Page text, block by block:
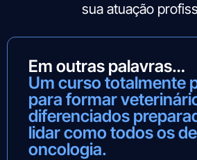
sua atuação
Em outras palavras…
Um curso totalmente
para formar
diferenciados
lidar como todos os
oncologia.